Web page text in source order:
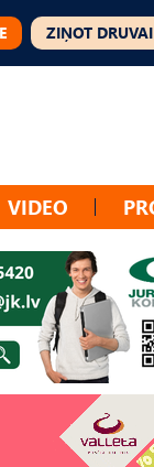
ZIŅOT DRUVAI
VIDEO